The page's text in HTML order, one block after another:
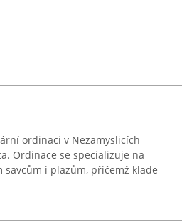
ordinaci v Nezamyslicích
Ordinace se specializuje na
savcům i plazům, přičemž klade